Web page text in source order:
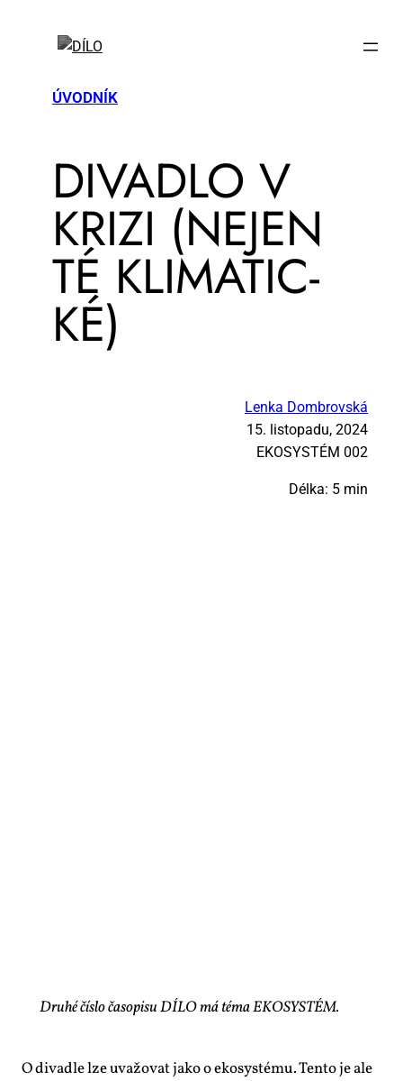
ÚVODNÍK
DI­VA­DLO V
KRI­ZI (NEJEN
TÉ KLI­MA­TIC­
KÉ)
Lenka Dombrovská
15. listopadu, 2024
EKO­SYS­TÉM 002
Délka: 5 min
Druhé číslo časopisu DÍLO má téma EKOSYSTÉM.
O di­va­dle lze uva­žo­vat ja­ko o eko­sys­té­mu. Ten­to je ale